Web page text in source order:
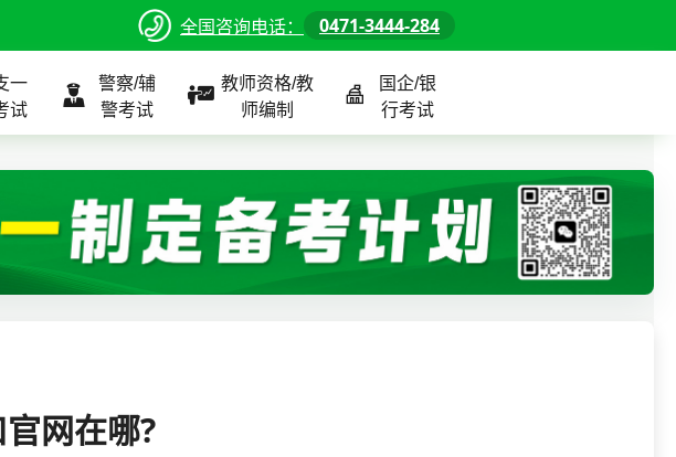
全国咨询电话： 0471-3444-284
位课程
一
试
三支一扶课程
警察/辅
警考试
全国
北京
内蒙古
警察/辅警课程
教师资格/教
师编制
全国
北京
内蒙古
教师/资格课程
国企/银
行考试
试公告
位表
补录
全国
北京
国企/银行课程
网在哪?